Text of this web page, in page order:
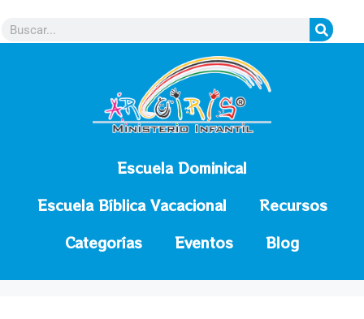
Escuela Dominical
Escuela Bíblica Vacacional
Recursos
Categorías
Eventos Blog